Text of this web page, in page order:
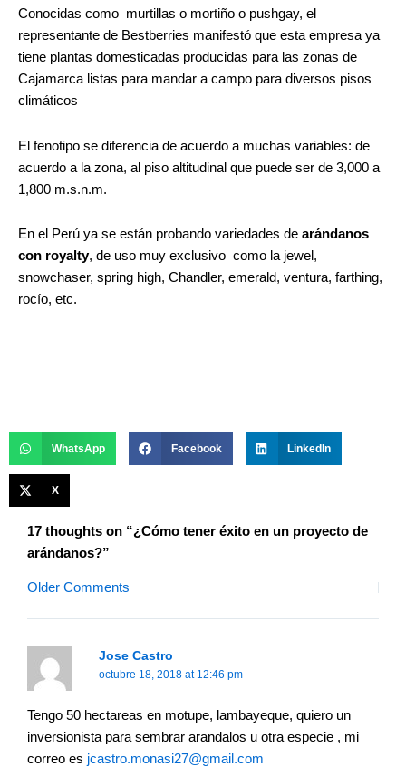
Conocidas como murtillas o mortiño o pushgay, el
representante de Bestberries manifestó que esta empresa ya
tiene plantas domesticadas producidas para las zonas de
Cajamarca listas para mandar a campo para diversos pisos
climáticos
El fenotipo se diferencia de acuerdo a muchas variables: de
acuerdo a la zona, al piso altitudinal que puede ser de 3,000 a
1,800 m.s.n.m.
En el Perú ya se están probando variedades de arándanos
con royalty, de uso muy exclusivo como la jewel,
snowchaser, spring high, Chandler, emerald, ventura, farthing,
rocío, etc.
WhatsApp Facebook LinkedIn
X
17 thoughts on “¿Cómo tener éxito en un proyecto de
arándanos?”
Comments
Older Comments
Jose Castro
octubre 18, 2018 at 12:46 pm
Tengo 50 hectareas en motupe, lambayeque, quiero un
inversionista para sembrar arandalos u otra especie , mi
correo es jcastro.monasi27@gmail.com
Comments